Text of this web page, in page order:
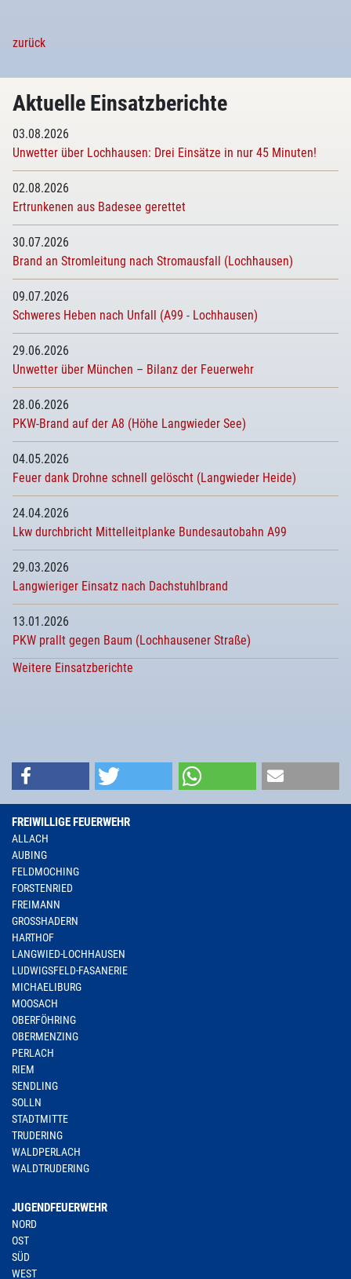
zurück
Aktuelle Einsatzberichte
03.08.2026
Unwetter über Lochhausen: Drei Einsätze in nur 45 Minuten!
02.08.2026
Ertrunkenen aus Badesee gerettet
30.07.2026
Brand an Stromleitung nach Stromausfall (Lochhausen)
09.07.2026
Schweres Heben nach Unfall (A99 - Lochhausen)
29.06.2026
Unwetter über München – Bilanz der Feuerwehr
28.06.2026
PKW-Brand auf der A8 (Höhe Langwieder See)
04.05.2026
Feuer dank Drohne schnell gelöscht (Langwieder Heide)
24.04.2026
Lkw durchbricht Mittelleitplanke Bundesautobahn A99
29.03.2026
Langwieriger Einsatz nach Dachstuhlbrand
13.01.2026
PKW prallt gegen Baum (Lochhausener Straße)
Weitere Einsatzberichte
FREIWILLIGE FEUERWEHR
ALLACH
AUBING
FELDMOCHING
FORSTENRIED
FREIMANN
GROSSHADERN
HARTHOF
LANGWIED-LOCHHAUSEN
LUDWIGSFELD-FASANERIE
MICHAELIBURG
MOOSACH
OBERFÖHRING
OBERMENZING
PERLACH
RIEM
SENDLING
SOLLN
STADTMITTE
TRUDERING
WALDPERLACH
WALDTRUDERING
JUGENDFEUERWEHR
NORD
OST
SÜD
WEST